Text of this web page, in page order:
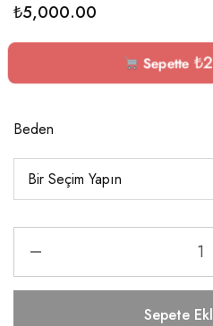
₺5,000.00
Sepette ₺
Beden
Sepete